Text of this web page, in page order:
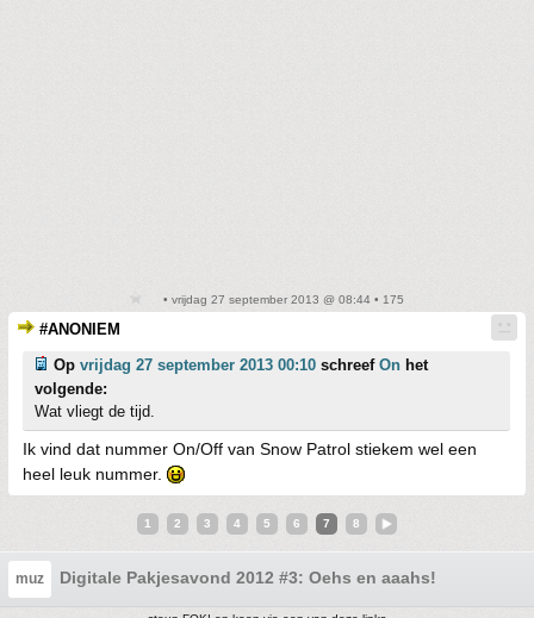
• vrijdag 27 september 2013 @ 08:44 • 175
#ANONIEM
Op vrijdag 27 september 2013 00:10 schreef On het
volgende:
Wat vliegt de tijd.
Ik vind dat nummer On/Off van Snow Patrol stiekem wel een
heel leuk nummer.
1 2 3 4 5 6 7 8
muz Digitale Pakjesavond 2012 #3: Oehs en aaahs!